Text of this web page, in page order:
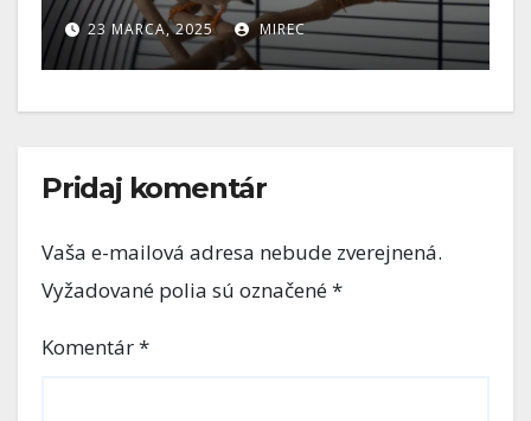
20 MARCA, 2025 MIREC
Pridaj komentár
Vaša e-mailová adresa nebude zverejnená.
Vyžadované polia sú označené*
Komentár*